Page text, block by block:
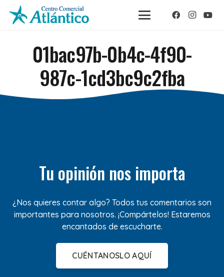
01bac97b-0b4c-4f90-
987c-1cd3bc9c2fba
Tu opinión nos importa
¿Nos quieres contar algo? Todos tus comentarios son
importantes para nosotros. ¡Compártelos! Estaremos
encantados de escucharte.
CUÉNTANOSLO AQUÍ